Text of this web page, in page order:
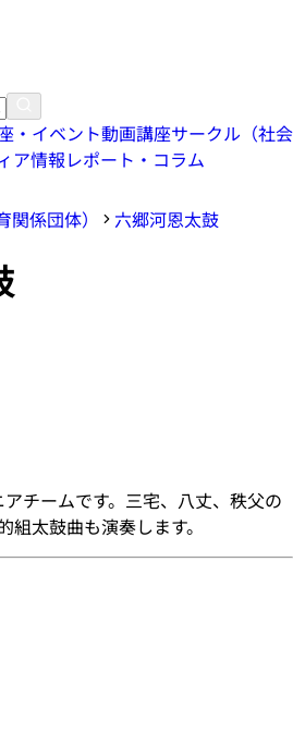
・イベント動画講座サークル（社会
ア情報レポート・コラム
係団体） 六郷河恩太鼓
チームです。三宅、八丈、秩父の
太鼓曲も演奏します。